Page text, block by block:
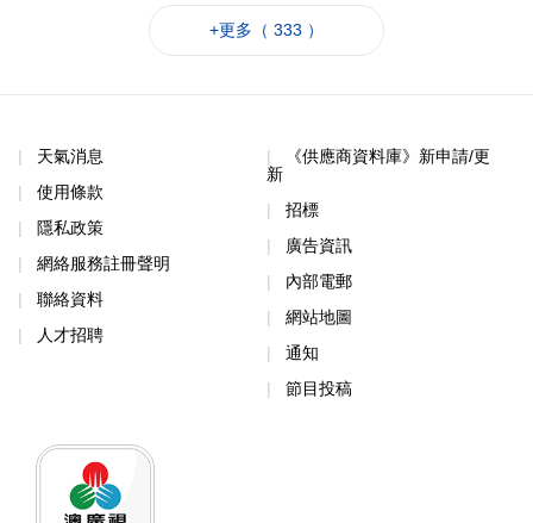
+更多（ 333 ）
天氣消息
使用條款
隱私政策
網絡服務註冊聲明
聯絡資料
人才招聘
《供應商資料庫》新申請/更
新
招標
廣告資訊
內部電郵
網站地圖
通知
節目投稿